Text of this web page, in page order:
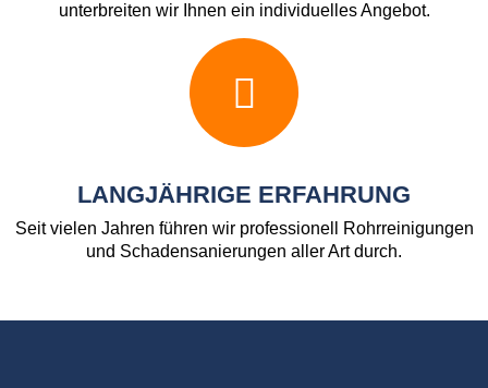
unterbreiten wir Ihnen ein individuelles Angebot.
LANGJÄHRIGE ERFAHRUNG
Seit vielen Jahren führen wir professionell Rohrreinigungen
und Schadensanierungen aller Art durch.